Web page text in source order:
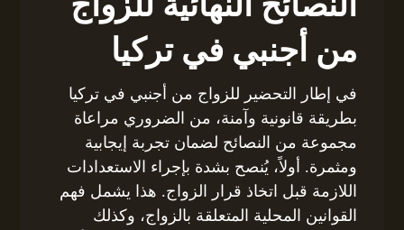
من أجنبي في تركيا
في إطار التحضير للزواج من أجنبي في تركيا
بطريقة قانونية وآمنة، من الضروري مراعاة
مجموعة من النصائح لضمان تجربة إيجابية
ومثمرة. أولاً، يُنصح بشدة بإجراء الاستعدادات
اللازمة قبل اتخاذ قرار الزواج. هذا يشمل فهم
القوانين المحلية المتعلقة بالزواج، وكذلك